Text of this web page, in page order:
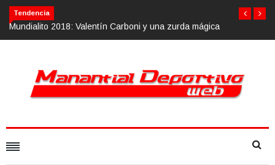
Tendencia
Carboni y una zurda mágicaCalvario Race 2018, 10 de noviembre